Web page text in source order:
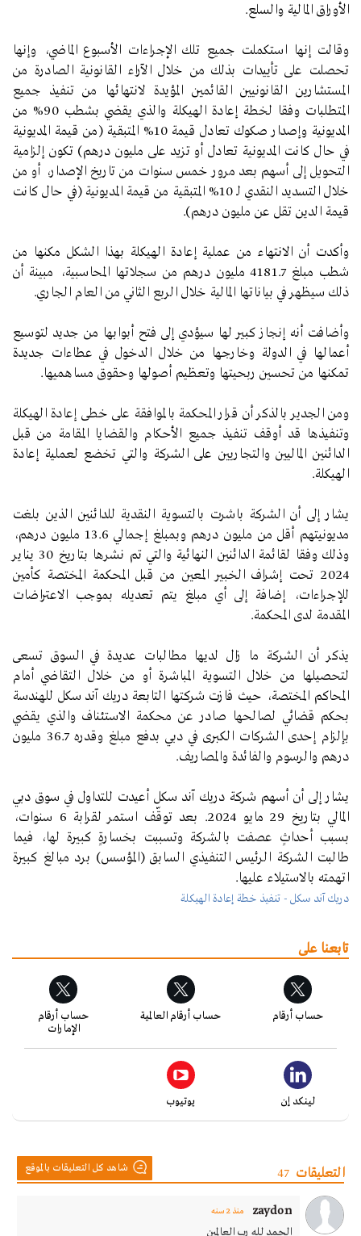
الأوراق المالية والسلع.
وقالت إنها استكملت جميع تلك الإجراءات الأسبوع الماضي، وإنها
تحصلت على تأييدات بذلك من خلال الآراء القانونية الصادرة من
المستشارين القانونيين القائمين المؤيدة لانتهائها من تنفيذ جميع
المتطلبات وفقا لخطة إعادة الهيكلة والذي يقضي بشطب 90% من
المديونية وإصدار صكوك تعادل قيمة 10% المتبقية (من قيمة المديونية
في حال كانت المديونية تعادل أو تزيد على مليون درهم) تكون إلزامية
التحويل إلى أسهم بعد مرور خمس سنوات من تاريخ الإصدار، أو من
خلال التسديد النقدي لـ 10% المتبقية من قيمة المديونية (في حال كانت
قيمة الدين تقل عن مليون درهم).
وأكدت أن الانتهاء من عملية إعادة الهيكلة بهذا الشكل مكنها من
شطب مبلغ 4181.7 مليون درهم من سجلاتها المحاسبية، مبينة أن
ذلك سيظهر في بياناتها المالية خلال الربع الثاني من العام الجاري.
وأضافت أنه إنجاز كبير لها سيؤدي إلى فتح أبوابها من جديد لتوسيع
أعمالها في الدولة وخارجها من خلال الدخول في عطاءات جديدة
تمكنها من تحسين ربحيتها وتعظيم أصولها وحقوق مساهميها.
ومن الجدير بالذكر أن قرار المحكمة بالموافقة على خطى إعادة الهيكلة
وتنفيذها قد أوقف تنفيذ جميع الأحكام والقضايا المقامة من قبل
الدائنين الماليين والتجاريين على الشركة والتي تخضع لعملية إعادة
الهيكلة.
يشار إلى أن الشركة باشرت بالتسوية النقدية للدائنين الذين بلغت
مديونيتهم أقل من مليون درهم وبمبلغ إجمالي 13.6 مليون درهم،
وذلك وفقا لقائمة الدائنين النهائية والتي تم نشرها بتاريخ 30 يناير
2024 تحت إشراف الخبير المعين من قبل المحكمة المختصة كأمين
للإجراءات، إضافة إلى أي مبلغ يتم تعديله بموجب الاعتراضات
المقدمة لدى المحكمة.
يذكر أن الشركة ما زال لديها مطالبات عديدة في السوق تسعى
لتحصيلها من خلال التسوية المباشرة أو من خلال التقاضي أمام
المحاكم المختصة، حيث فازت شركتها التابعة دريك آند سكل للهندسة
بحكم قضائي لصالحها صادر عن محكمة الاستئناف والذي يقضي
بإلزام إحدى الشركات الكبرى في دبي بدفع مبلغ وقدره 36.7 مليون
درهم والرسوم والفائدة والمصاريف.
يشار إلى أن أسهم شركة دريك آند سكل أعيدت للتداول في سوق دبي
المالي بتاريخ 29 مايو 2024. بعد توقّف استمر لقرابة 6 سنوات،
بسبب أحداثٍ عصفت بالشركة وتسببت بخسارةٍ كبيرة لها، فيما
طالبت الشركة الرئيس التنفيذي السابق (المؤسس) برد مبالغ كبيرة
اتهمته بالاستيلاء عليها.
دريك آند سكل - تنفيذ خطة إعادة الهيكلة
تابعنا على
حساب أرقام
الإمارات
حساب أرقام العالمية حساب أرقام
يوتيوب لينكد إن
شاهد كل التعليقات بالموقع التعليقات 47
zaydon منذ 2 سنه
الحمد لله رب العالمين